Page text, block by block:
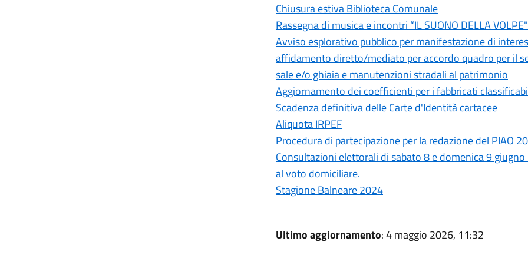
Chiusura estiva Biblioteca Comunale
Rassegna di musica e incontri “IL SUONO DELLA
Avviso esplorativo pubblico per manifestazione di
affidamento diretto/mediato per accordo quadro per il
sale e/o ghiaia e manutenzioni stradali al patrimonio
Aggiornamento dei coefficienti per i fabbricati
Scadenza definitiva delle Carte d'Identità cartacee
Aliquota IRPEF
Procedura di partecipazione per la redazione del PIAO
Consultazioni elettorali di sabato 8 e domenica 9
al voto domiciliare.
Stagione Balneare 2024
Ultimo aggiornamento: 4 maggio 2026, 11:32